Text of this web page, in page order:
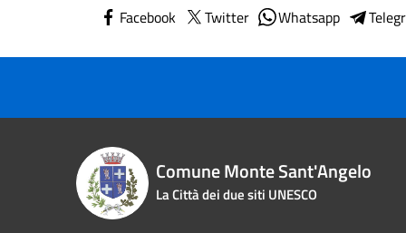
Facebook Twitter Whatsapp
Comune Monte Sant'Angelo
La Città dei due siti UNESCO